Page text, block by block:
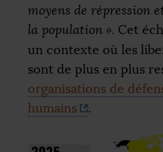
moyens de répression
la population ». Cet
un contexte où les
sont de plus en plus
organisations de
humains
.